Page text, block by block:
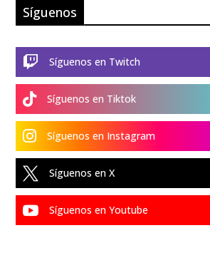
Síguenos
 Síguenos en Twitch
 Síguenos en Tiktok
 Síguenos en Instagram
 Síguenos en X
 Síguenos en Youtube